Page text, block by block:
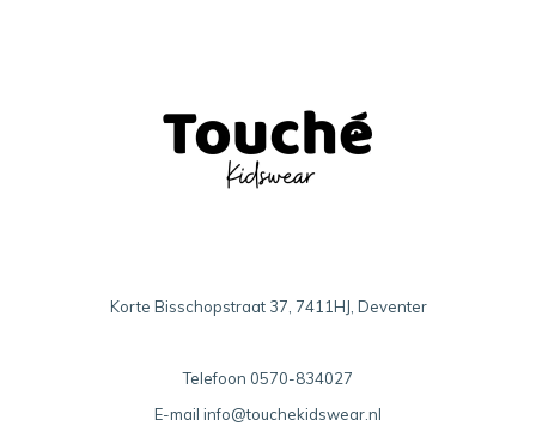
Korte Bisschopstraat 37, 7411HJ, Deventer
Telefoon 0570-834027
E-mail info@touchekidswear.nl